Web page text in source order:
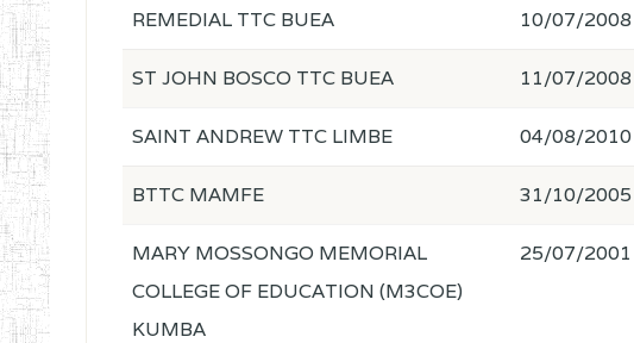
REMEDIAL TTC BUEA 10/07/2008
ST JOHN BOSCO TTC BUEA 11/07/2008
SAINT ANDREW TTC LIMBE 04/08/2010
BTTC MAMFE 31/10/2005
MARY MOSSONGO MEMORIAL
COLLEGE OF EDUCATION (M3COE)
KUMBA
25/07/2001